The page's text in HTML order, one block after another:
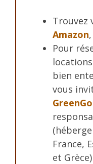
Trouvez
Amazon
Pour
bien
vous
GreenGo
France,
et